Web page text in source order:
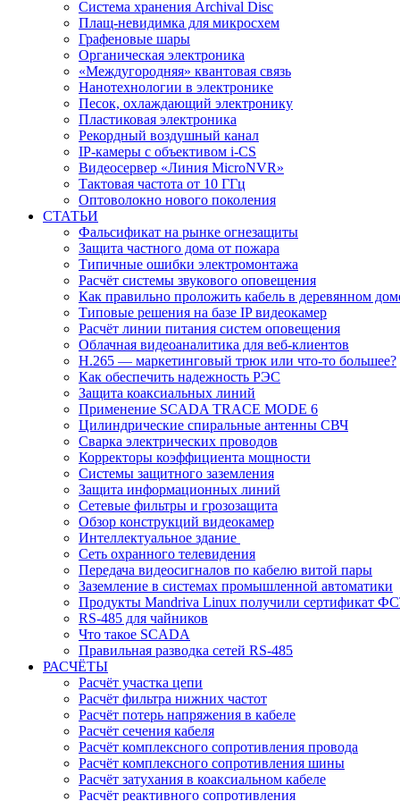
Система хранения Archival Disc
Плащ-невидимка для микросхем
Графеновые шары
Органическая электроника
«Междугородняя» квантовая связь
Нанотехнологии в электронике
Песок, охлаждающий электронику
Пластиковая электроника
Рекордный воздушный канал
IP-камеры с объективом i-CS
Видеосервер «Линия MicroNVR»
Тактовая частота от 10 ГГц
Оптоволокно нового поколения
СТАТЬИ
Фальсификат на рынке огнезащиты
Защита частного дома от пожара
Типичные ошибки электромонтажа
Расчёт системы звукового оповещения
Как правильно проложить кабель в деревянном
Типовые решения на базе IP видеокамер
Расчёт линии питания систем оповещения
Облачная видеоаналитика для веб-клиентов
H.265 — маркетинговый трюк или что-то большее?
Как обеспечить надежность РЭС
Защита коаксиальных линий
Применение SCADA TRACE MODE 6
Цилиндрические спиральные антенны СВЧ
Сварка электрических проводов
Корректоры коэффициента мощности
Системы защитного заземления
Защита информационных линий
Сетевые фильтры и грозозащита
Обзор конструкций видеокамер
Интеллектуальное здание
Cеть охранного телевидения
Передача видеосигналов по кабелю витой пары
Заземление в системах промышленной автоматики
Продукты Mandriva Linux получили сертификат
RS-485 для чайников
Что такое SCADA
Правильная разводка сетей RS-485
РАСЧЁТЫ
Расчёт участка цепи
Расчёт фильтра нижних частот
Расчёт потерь напряжения в кабеле
Расчёт сечения кабеля
Расчёт комплексного сопротивления провода
Расчёт комплексного сопротивления шины
Расчёт затухания в коаксиальном кабеле
Расчёт реактивного сопротивления